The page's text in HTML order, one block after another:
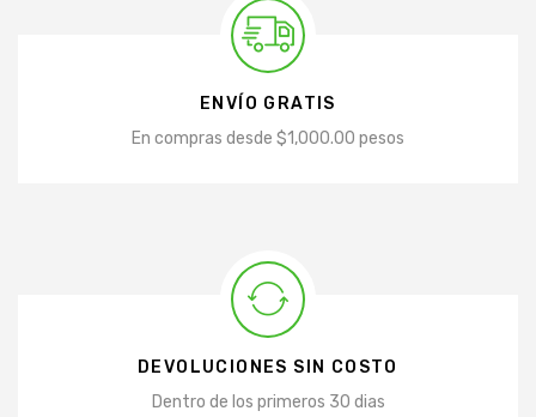
ENVÍO GRATIS
En compras desde $1,000.00 pesos
DEVOLUCIONES SIN COSTO
Dentro de los primeros 30 dias